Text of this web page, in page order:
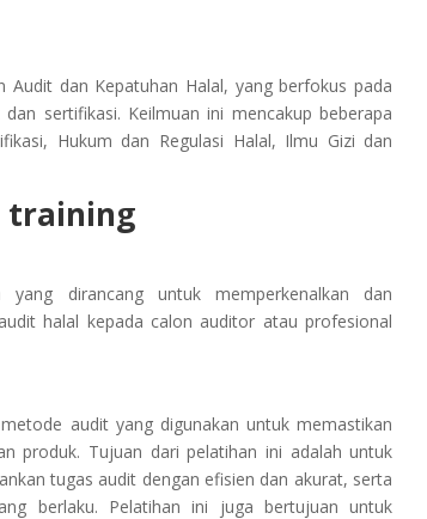
dan Kepatuhan Halal, yang berfokus pada
sertifikasi. Keilmuan ini mencakup beberapa
Hukum dan Regulasi Halal, Ilmu Gizi dan
training
dirancang untuk memperkenalkan dan
halal kepada calon auditor atau profesional
audit yang digunakan untuk memastikan
produk. Tujuan dari pelatihan ini adalah untuk
tugas audit dengan efisien dan akurat, serta
berlaku. Pelatihan ini juga bertujuan untuk